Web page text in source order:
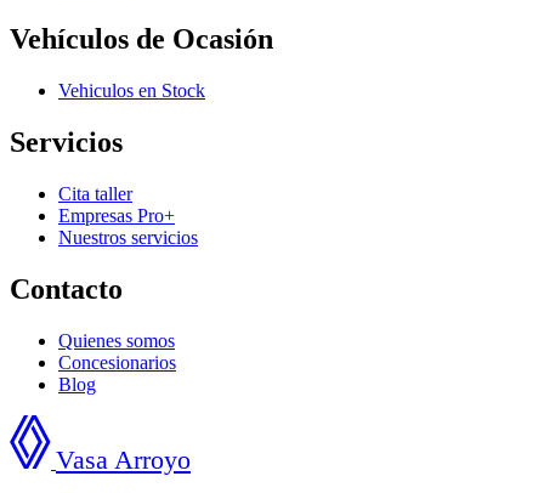
Vehículos de Ocasión
Vehiculos en Stock
Servicios
Cita taller
Empresas Pro+
Nuestros servicios
Contacto
Quienes somos
Concesionarios
Blog
Vasa Arroyo